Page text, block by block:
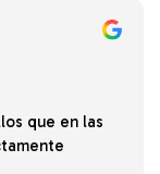
que en las